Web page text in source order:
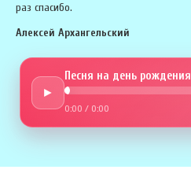
раз спасибо.
Алексей Архангельский
►
Песня на день рождения
0:00 / 0:00